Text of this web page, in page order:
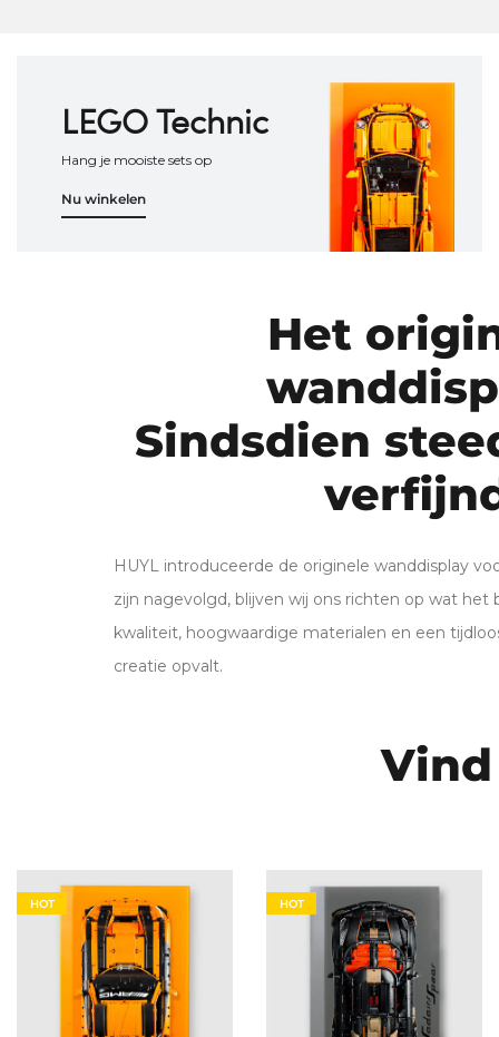
LEGO Technic
Hang je mooiste sets op
Nu winkelen
Het
Sindsdien
HUYL introduceerde de originele wanddisplay
zijn nagevolgd, blijven wij ons richten op wat het
kwaliteit, hoogwaardige materialen en een
creatie opvalt.
HOT HOT